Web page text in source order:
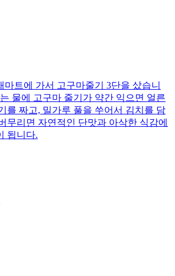
마트에 가서 고구마줄기 3단을 샀습니
물에 고구마 줄기가 약간 익으면 얼른
를 짜고, 밀가루 풀을 쑤어서 김치를 담
무리면 자연적인 단맛과 아삭한 식감에
됩니다.